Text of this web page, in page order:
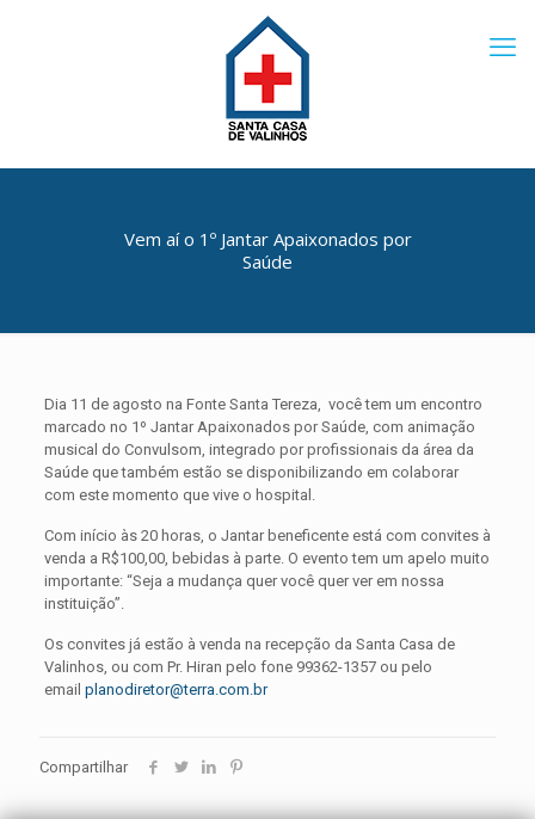
Vem aí o 1º Jantar Apaixonados por
Saúde
Dia 11 de agosto na Fonte Santa Tereza, você tem um encontro
marcado no 1º Jantar Apaixonados por Saúde, com animação
musical do Convulsom, integrado por profissionais da área da
Saúde que também estão se disponibilizando em colaborar
com este momento que vive o hospital.
Com início às 20 horas, o Jantar beneficente está com convites à
venda a R$100,00, bebidas à parte. O evento tem um apelo muito
importante: “Seja a mudança quer você quer ver em nossa
instituição”.
Os convites já estão à venda na recepção da Santa Casa de
Valinhos, ou com Pr. Hiran pelo fone 99362-1357 ou pelo
email planodiretor@terra.com.br
Compartilhar